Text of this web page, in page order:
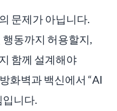
문제가 아닙니다.
행동까지 허용할지,
함께 설계해야
화벽과 백신에서 “AI
입니다.